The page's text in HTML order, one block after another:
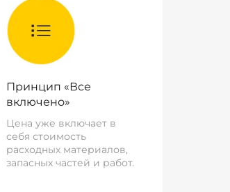
Принцип «Все
включено»
Цена уже включает в
себя стоимость
расходных материалов,
запасных частей и работ.